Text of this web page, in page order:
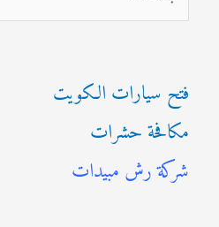
ل
ح
ث
ع
فتح سيارات الكويت
مكافحة حشرات
شركة رش مبيدات